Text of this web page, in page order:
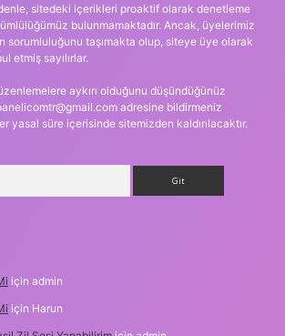
sitedeki içerikleri proaktif olarak denetleme
bulunmamaktadır. Ancak, üyelerimiz
sorumluluğunu taşımakta olup, siteye üye olarak
etmiş sayılırlar.
aykırı olduğunu düşündüğünüz
adresine bildirmeniz
yasal süre içerisinde sitemizden kaldırılacaktır.
için admin
için Harun